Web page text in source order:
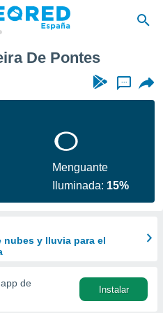
De Pontes
...
Menguante
Iluminada: 15%
nubes y lluvia para el
de
Instalar